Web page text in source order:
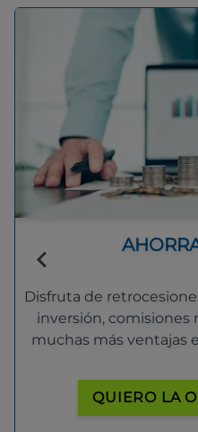
Disfruta de
inversión, comisiones
muchas más ventajas
QUIERO LA